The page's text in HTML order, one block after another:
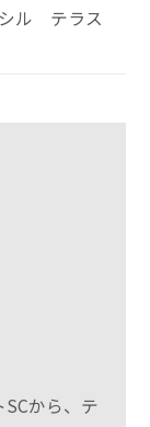
ル テラス
から、テ